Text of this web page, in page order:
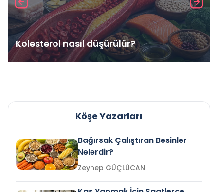
Kolesterol nasıl düşürülür?
Köşe Yazarları
Bağırsak Çalıştıran Besinler
Nelerdir?
Zeynep GÜÇLÜCAN